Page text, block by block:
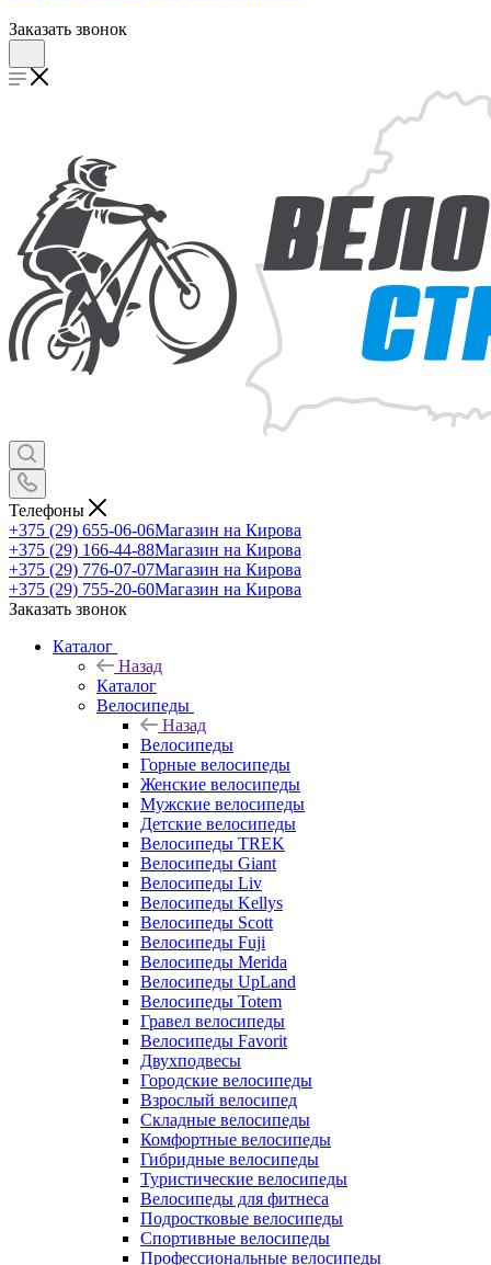
Заказать звонок
Телефоны
+375 (29) 655-06-06Магазин на Кирова
+375 (29) 166-44-88Магазин на Кирова
+375 (29) 776-07-07Магазин на Кирова
+375 (29) 755-20-60Магазин на Кирова
Заказать звонок
Каталог
Назад
Каталог
Велосипеды
Назад
Велосипеды
Горные велосипеды
Женские велосипеды
Мужские велосипеды
Детские велосипеды
Велосипеды TREK
Велосипеды Giant
Велосипеды Liv
Велосипеды Kellys
Велосипеды Scott
Велосипеды Fuji
Велосипеды Merida
Велосипеды UpLand
Велосипеды Totem
Гравел велосипеды
Велосипеды Favorit
Двухподвесы
Городские велосипеды
Взрослый велосипед
Складные велосипеды
Комфортные велосипеды
Гибридные велосипеды
Туристические велосипеды
Велосипеды для фитнеса
Подростковые велосипеды
Спортивные велосипеды
Профессиональные велосипеды